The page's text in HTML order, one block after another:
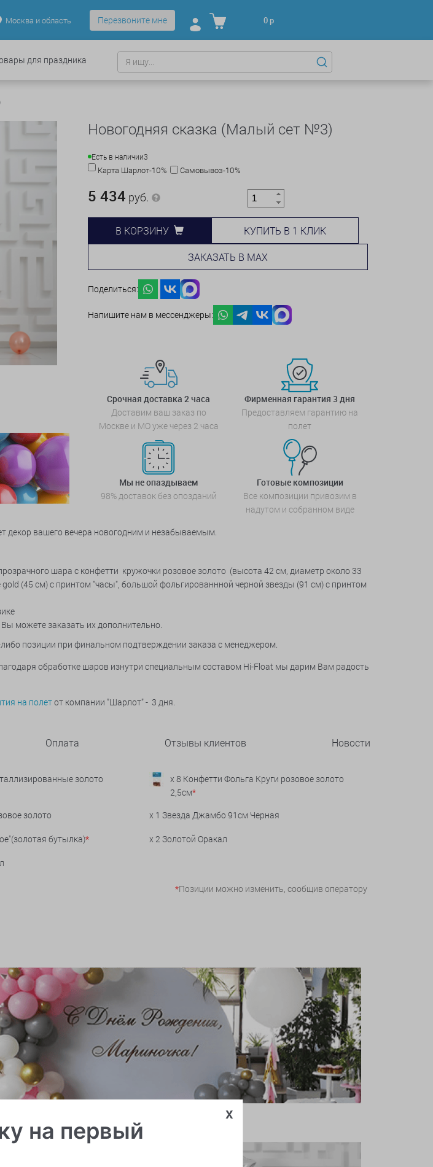
Москва и область Перезвоните мне 0р
для праздника
Новогодняя сказка (Малый сет №3)
Есть в наличии3
Карта Шарлот-10% Самовывоз-10%
5 434 руб.
В КОРЗИНУ КУПИТЬ В 1 КЛИК
ЗАКАЗАТЬ В MAX
Поделиться:
Напишите нам в мессенджеры:
Срочная доставка 2 часа
Доставим ваш заказ по
Москве и МО уже через 2 часа
Фирменная гарантия 3 дня
Предоставляем гарантию на
полет
Мы не опаздываем
98% доставок без опозданий
Готовые композиции
Все композиции привозим в
надутом и собранном виде
декор вашего вечера новогодним и незабываемым.
шара с конфетти кружочки розовое золото (высота 42 см, диаметр около 33
(45 см) с принтом "часы", большой фольгированнной черной звезды (91 см) с принтом
можете заказать их дополнительно.
позиции при финальном подтверждении заказа с менеджером.
обработке шаров изнутри специальным составом Hi-Float мы дарим Вам радость
на полетот компании "Шарлот" - 3 дня.
Оплата Отзывы клиентов Новости
золото
x 8 Конфетти Фольга Круги розовое золото
2,5см*
золото x 1 Звезда Джамбо 91см Черная
бутылка)* x 2 Золотой Оракал
*Позиции можно изменить, сообщив оператору
x
на первый